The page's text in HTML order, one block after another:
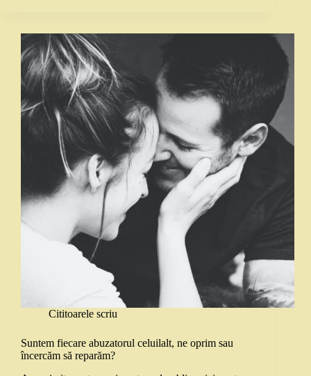
Cititoarele scriu
Suntem fiecare abuzatorul celuilalt, ne oprim sau
încercăm să reparăm?